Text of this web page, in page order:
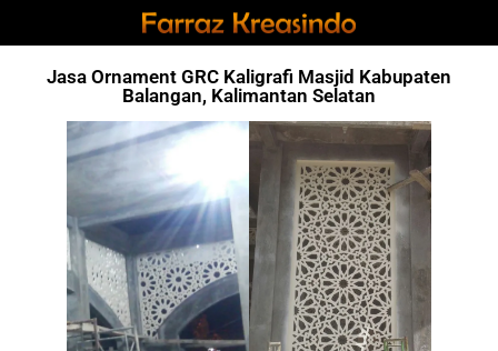
Jasa Ornament GRC Kaligrafi Masjid Kabupaten
Balangan, Kalimantan Selatan